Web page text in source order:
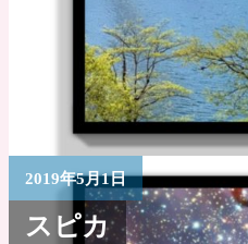
2019年5月1日
スピカ